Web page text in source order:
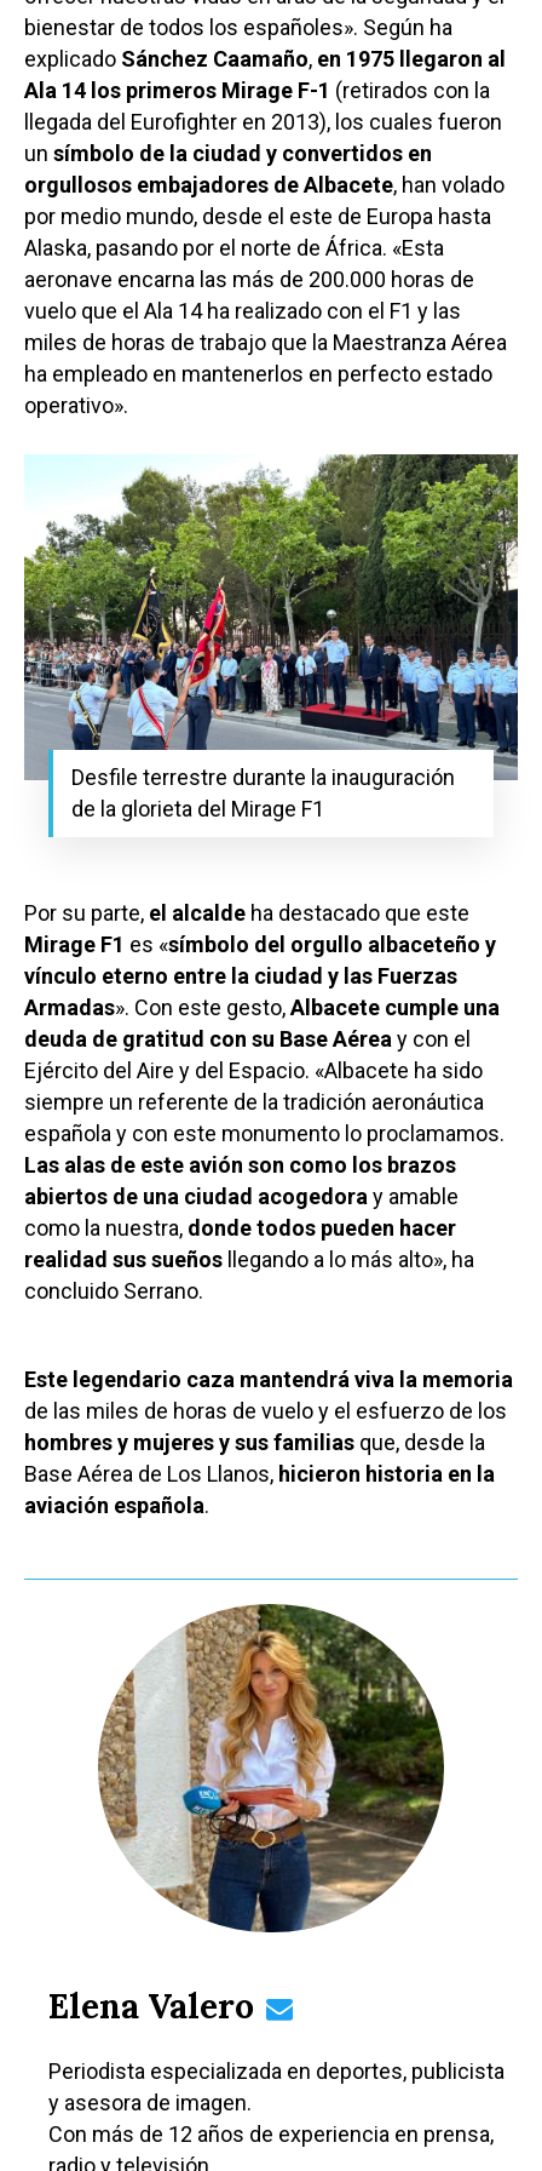
bienestar de todos los españoles». Según ha
explicado Sánchez Caamaño, en 1975 llegaron al
Ala 14 los primeros Mirage F-1 (retirados con la
llegada del Eurofighter en 2013), los cuales fueron
un símbolo de la ciudad y convertidos en
orgullosos embajadores de Albacete, han volado
por medio mundo, desde el este de Europa hasta
Alaska, pasando por el norte de África. «Esta
aeronave encarna las más de 200.000 horas de
vuelo que el Ala 14 ha realizado con el F1 y las
miles de horas de trabajo que la Maestranza Aérea
ha empleado en mantenerlos en perfecto estado
operativo».
Desfile terrestre durante la inauguración
de la glorieta del Mirage F1
Por su parte, el alcalde ha destacado que este
Mirage F1 es «símbolo del orgullo albaceteño y
vínculo eterno entre la ciudad y las Fuerzas
Armadas». Con este gesto,Albacete cumple una
deuda de gratitud con su Base Aérea y con el
Ejército del Aire y del Espacio. «Albacete ha sido
siempre un referente de la tradición aeronáutica
española y con este monumento lo proclamamos.
Las alas de este avión son como los brazos
abiertos de una ciudad acogedora y amable
como la nuestra, donde todos pueden hacer
realidad sus sueños llegando a lo más alto», ha
concluido Serrano.
Este legendario caza mantendrá viva la memoria
de las miles de horas de vuelo y el esfuerzo de los
hombres y mujeres y sus familias que, desde la
Base Aérea de Los Llanos, hicieron historia en la
aviación española.
Elena Valero
Periodista especializada en deportes, publicista
y asesora de imagen.
Con más de 12 años de experiencia en prensa,
radio y televisión.